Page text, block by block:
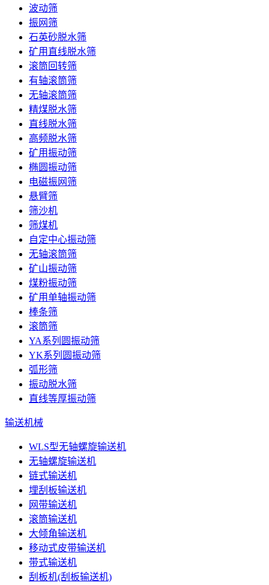
波动筛
振网筛
石英砂脱水筛
矿用直线脱水筛
滚筒回转筛
有轴滚筒筛
无轴滚筒筛
精煤脱水筛
直线脱水筛
高频脱水筛
矿用振动筛
椭圆振动筛
电磁振网筛
悬臂筛
筛沙机
筛煤机
自定中心振动筛
无轴滚筒筛
矿山振动筛
煤粉振动筛
矿用单轴振动筛
棒条筛
滚筒筛
YA系列圆振动筛
YK系列圆振动筛
弧形筛
振动脱水筛
直线等厚振动筛
输送机械
WLS型无轴螺旋输送机
无轴螺旋输送机
链式输送机
埋刮板输送机
网带输送机
滚筒输送机
大倾角输送机
移动式皮带输送机
带式输送机
刮板机(刮板输送机)